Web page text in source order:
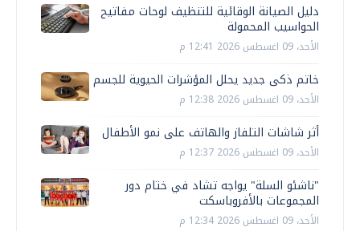
دليل الصيانة الوقائية للتنظيف لوحات مفاتيح
الحواسيب المحمولة
الأحد، 09 اغسطس 2026 12:41 م
خاتم ذكى جديد يحلل المؤشرات الحيوية للجسم
الأحد، 09 اغسطس 2026 12:38 م
أثر شاشات التلفاز والهاتف على نمو الأطفال
الأحد، 09 اغسطس 2026 12:37 م
"ناشئو السلة" يواجه تشاد في ختام دور
المجموعات بالأفروباسكت
الأحد، 09 اغسطس 2026 12:34 م